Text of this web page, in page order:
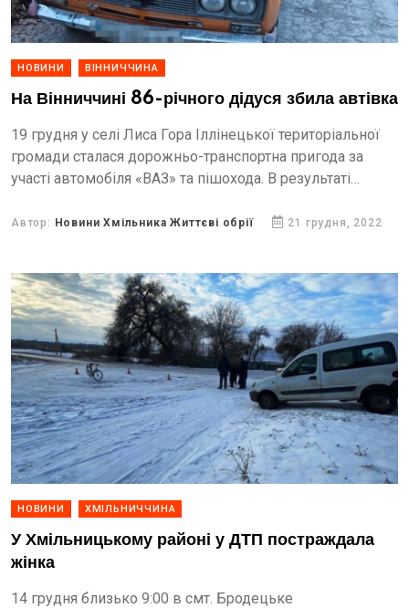
НОВИНИ ВІННИЧЧИНА
На Вінниччині 86-річного дідуся збила автівка
19 грудня у селі Лиса Гора Іллінецької територіальної
громади сталася дорожньо-транспортна пригода за
участі автомобіля «ВАЗ» та пішохода. В результаті
транспортного засобу, знаходиться...
Автор: Новини Хмільника Життєві обрії 21 грудня, 2022
НОВИНИ ХМІЛЬНИЧЧИНА
У Хмільницькому районі у ДТП постраждала
жінка
14 грудня близько 9:00 в смт. Бродецьке